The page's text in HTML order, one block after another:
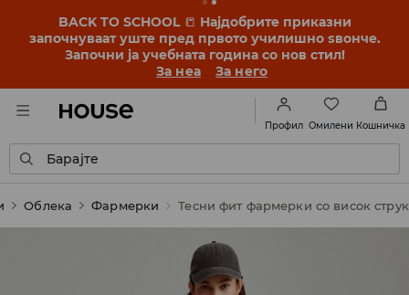
BACK TO SCHOOL 📒 Најдобрите приказни
започнуваат уште пред првото училишно ѕвонче.
Започни ја учебната година со нов стил!
За неа
За него
Профил Омилени Кошничка
Барајте
Облека Фармерки Тесни фит фармерки со висок струк